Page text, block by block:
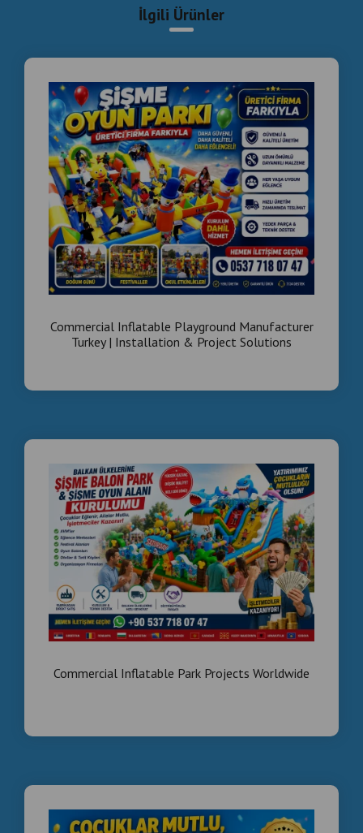
İlgili Ürünler
Commercial Inflatable Playground Manufacturer
Turkey | Installation & Project Solutions
Commercial Inflatable Park Projects Worldwide